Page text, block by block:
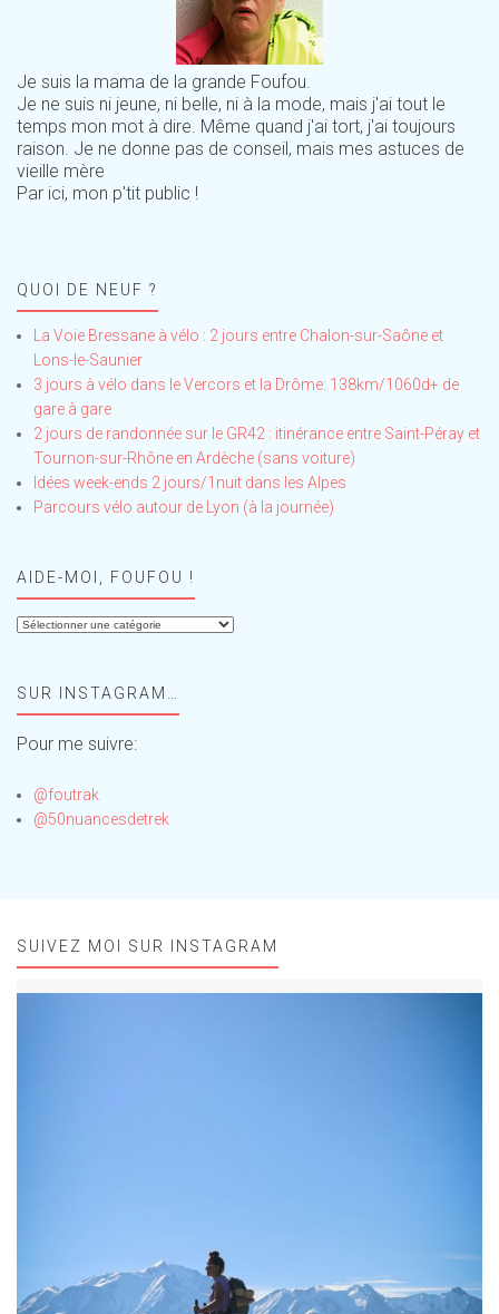
Je suis la mama de la grande Foufou.
Je ne suis ni jeune, ni belle, ni à la mode, mais j'ai tout le
temps mon mot à dire. Même quand j'ai tort, j'ai toujours
raison. Je ne donne pas de conseil, mais mes astuces de
vieille mère
Par ici, mon p'tit public !
QUOI DE NEUF ?
La Voie Bressane à vélo : 2 jours entre Chalon-sur-Saône et
Lons-le-Saunier
3 jours à vélo dans le Vercors et la Drôme: 138km/1060d+ de
gare à gare
2 jours de randonnée sur le GR42 : itinérance entre Saint-Péray et
Tournon-sur-Rhône en Ardèche (sans voiture)
Idées week-ends 2 jours/1nuit dans les Alpes
Parcours vélo autour de Lyon (à la journée)
AIDE-MOI, FOUFOU !
Aide-
!SUR INSTAGRAM…
Pour me suivre:
@foutrak
@50nuancesdetrek
SUIVEZ MOI SUR INSTAGRAM